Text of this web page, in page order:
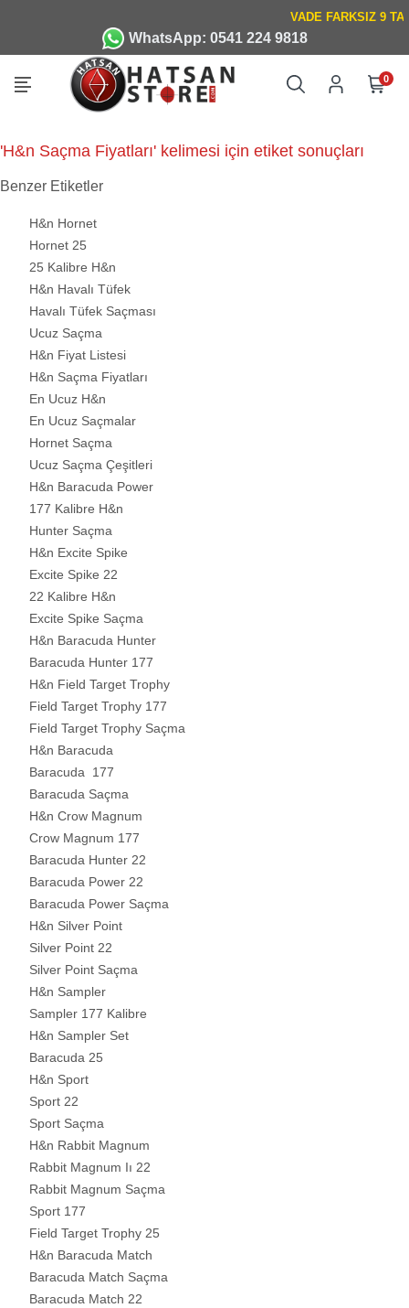
WhatsApp: 0541 224 9818
0
'H&n Saçma Fiyatları' kelimesi için etiket sonuçları
Benzer Etiketler
H&n Hornet
Hornet 25
25 Kalibre H&n
H&n Havalı Tüfek
Havalı Tüfek Saçması
Ucuz Saçma
H&n Fiyat Listesi
H&n Saçma Fiyatları
En Ucuz H&n
En Ucuz Saçmalar
Hornet Saçma
Ucuz Saçma Çeşitleri
H&n Baracuda Power
177 Kalibre H&n
Hunter Saçma
H&n Excite Spike
Excite Spike 22
22 Kalibre H&n
Excite Spike Saçma
H&n Baracuda Hunter
Baracuda Hunter 177
H&n Field Target Trophy
Field Target Trophy 177
Field Target Trophy Saçma
H&n Baracuda
Baracuda 177
Baracuda Saçma
H&n Crow Magnum
Crow Magnum 177
Baracuda Hunter 22
Baracuda Power 22
Baracuda Power Saçma
H&n Silver Point
Silver Point 22
Silver Point Saçma
H&n Sampler
Sampler 177 Kalibre
H&n Sampler Set
Baracuda 25
H&n Sport
Sport 22
Sport Saçma
H&n Rabbit Magnum
Rabbit Magnum Iı 22
Rabbit Magnum Saçma
Sport 177
Field Target Trophy 25
H&n Baracuda Match
Baracuda Match Saçma
Baracuda Match 22